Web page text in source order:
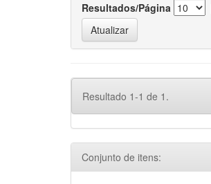
Resultados/Página
Resultado 1-1 de 1.
Conjunto de itens: